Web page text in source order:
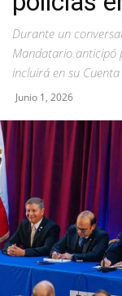
Durante un
Mandatario anticipó
incluirá en su
Junio 1, 2026